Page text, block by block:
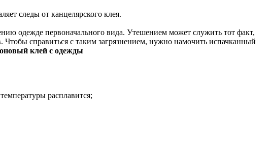
следы от канцелярского клея.
одежде первоначального вида. Утешением может служить тот факт,
справиться с таким загрязнением, нужно намочить испачканный
клей с одежды
расплавится;